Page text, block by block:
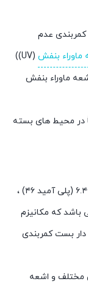
کمربندی عدم
ماوراء بنفش
(UV))
نایلون ۶.۶ در مقابل اشعه ماوراء بنفش
در محیط های بسته
بست کمربندی پلاستیکی مشکی از جنس نایلون ۶.۴ (پلی آمید ۴۶) ،
که مکانیزم
بست کمربندی
مختلف و اشعه